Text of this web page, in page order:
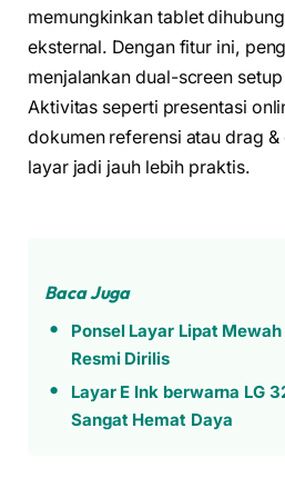
memungkinkan tablet
eksternal. Dengan fitur ini,
menjalankan dual-screen
Aktivitas seperti presentasi
dokumen referensi atau drag
layar jadi jauh lebih praktis.
Baca Juga
Ponsel Layar Lipat
Resmi Dirilis
Layar E Ink berwarna LG
Sangat Hemat Daya